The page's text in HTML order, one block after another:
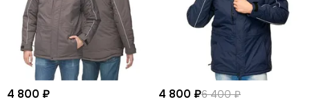
4 800 ₽ 4 800 ₽6 400 ₽